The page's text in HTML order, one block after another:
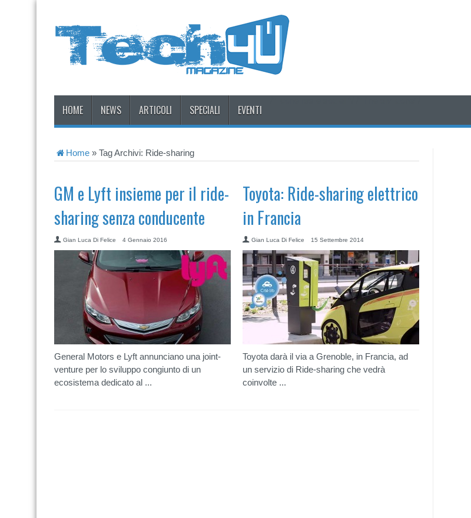
HOME NEWS ARTICOLI SPECIALI EVENTI
Home » Tag Archivi: Ride-sharing
GM e Lyft insieme per il ride-
sharing senza conducente
Gian Luca Di Felice 4 Gennaio 2016
General Motors e Lyft annunciano una joint-
venture per lo sviluppo congiunto di un
ecosistema dedicato al ...
Toyota: Ride-sharing elettrico
in Francia
Gian Luca Di Felice 15 Settembre 2014
Toyota darà il via a Grenoble, in Francia, ad
un servizio di Ride-sharing che vedrà
coinvolte ...